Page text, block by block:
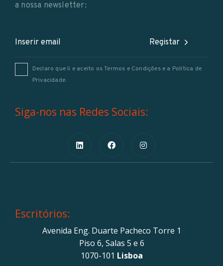
a nossa newsletter:
Registar
Declaro que li e aceito osTermos e Condiçõese a Política de
Privacidade.
Siga-nos nas Redes Sociais:
Escritórios:
Avenida Eng. Duarte Pacheco Torre 1
Piso 6, Salas 5 e 6
1070-101 Lisboa